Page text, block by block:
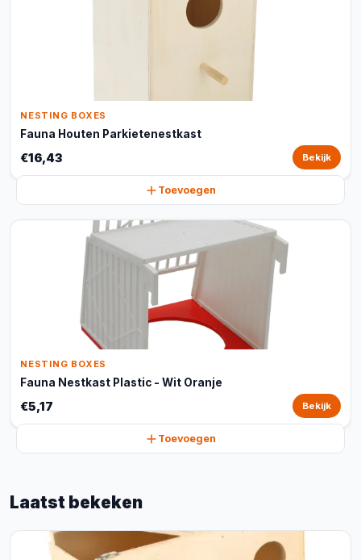
NESTING BOXES
Fauna Houten Parkietenestkast
€16,43 Bekijk
Toevoegen
NESTING BOXES
Fauna Nestkast Plastic - Wit Oranje
€5,17 Bekijk
Toevoegen
Laatst bekeken